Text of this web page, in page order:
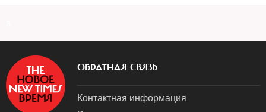
ОБРАТНАЯ СВЯЗЬ
Контактная информация